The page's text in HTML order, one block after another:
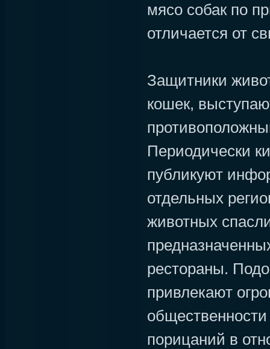
мясо собак по
отличается от
Защитники
кошек,
Периодически
публикуют
отдельных
животных
рестораны.
привлекают
порицаний в